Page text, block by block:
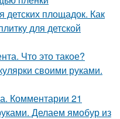
детских площадок. Как
для детской
Что это такое?
своими руками.
Комментарии 21
Делаем ямобур из